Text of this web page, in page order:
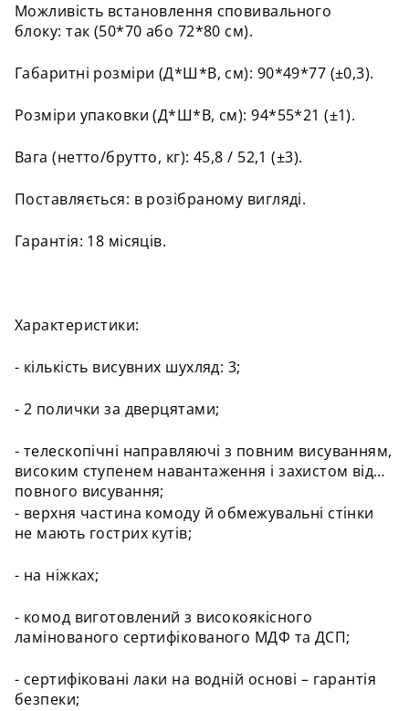
Можливість встановлення сповивального
блоку: так (50*70 або 72*80 см).
Габаритні розміри (Д*Ш*В, см): 90*49*77 (±0,3).
Розміри упаковки (Д*Ш*В, см): 94*55*21 (±1).
Вага (нетто/брутто, кг): 45,8 / 52,1 (±3).
Поставляється: в розібраному вигляді.
Гарантія: 18 місяців.
Характеристики:
- кількість висувних шухляд: 3;
- 2 полички за дверцятами;
- телескопічні направляючі з повним висуванням,
високим ступенем навантаження і захистом від
повного висування;
- верхня частина комоду й обмежувальні стінки
не мають гострих кутів;
- на ніжках;
- комод виготовлений з високоякісного
ламінованого сертифікованого МДФ та ДСП;
- сертифіковані лаки на водній основі – гарантія
безпеки;